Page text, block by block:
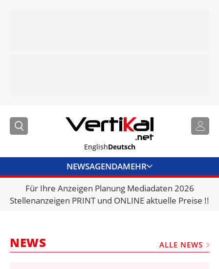
EnglishDeutsch
NEWSAGENDAMEHR
BRANCHENLINKS
VERMIETER
Für Ihre Anzeigen Planung Mediadaten 2026
Stellenanzeigen PRINT und ONLINE aktuelle Preise !!
NEWS ALLE NEWS